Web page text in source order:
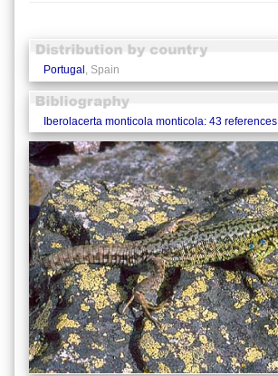
Portugal , Spain
Iberolacerta monticola monticola: 43 references